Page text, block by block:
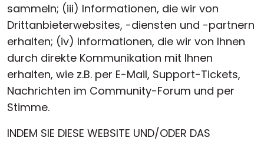
sammeln; (iii) Informationen, die wir von
Drittanbieterwebsites, -diensten und -partnern
erhalten; (iv) Informationen, die wir von Ihnen
durch direkte Kommunikation mit Ihnen
erhalten, wie z.B. per E-Mail, Support-Tickets,
Nachrichten im Community-Forum und per
Stimme.
INDEM SIE DIESE WEBSITE UND/ODER DAS